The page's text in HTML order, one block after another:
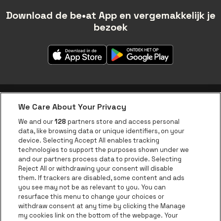
Download de be•at App en vergemakkelijk je
bezoek
be•at app
be•at Corporate
be•at Business
Groepen
Helpcenter
Contact
Instagram
Facebook
Threads
TiktokYoutube
We Care About Your Privacy
We and our128 partners store and access personal
data, like browsing data or unique identifiers, on your
device. Selecting Accept All enables tracking
technologies to support the purposes shown under we
and our partners process data to provide. Selecting
Reject All or withdrawing your consent will disable
them. If trackers are disabled, some content and ads
you see may not be as relevant to you. You can
resurface this menu to change your choices or
withdraw consent at any time by clicking the Manage
my cookies link on the bottom of the webpage. Your